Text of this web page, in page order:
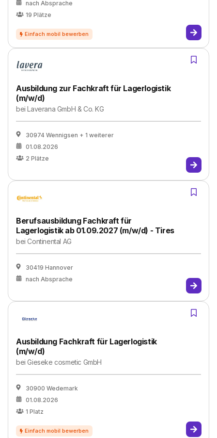
nach Absprache
19 Plätze
Ausbildung zur Fachkraft für Lagerlogistik
(m/w/d)
beiLaverana GmbH & Co. KG
30974 Wennigsen + 1 weiterer
01.08.2026
2 Plätze
Berufsausbildung Fachkraft für
Lagerlogistik ab 01.09.2027 (m/w/d) - Tires
beiContinental AG
30419 Hannover
nach Absprache
Ausbildung Fachkraft für Lagerlogistik
(m/w/d)
beiGieseke cosmetic GmbH
30900 Wedemark
01.08.2026
1 Platz